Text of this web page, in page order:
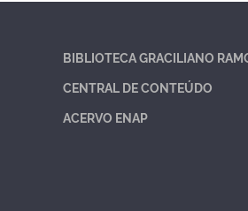
BIBLIOTECA GRACILIANO
CENTRAL DE CONTEÚDO
ACERVO ENAP